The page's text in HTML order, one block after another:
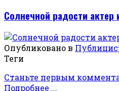
Солнечной радости актер
Опубликовано в
Теги
Станьте первым
Подробнее ...